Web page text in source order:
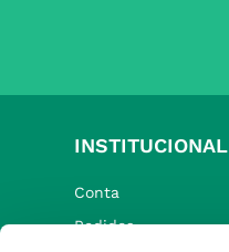
INSTITUCIONAL
Conta
Pedidos